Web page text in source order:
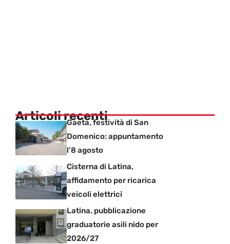
Articoli recentiGaeta, festività di San
Domenico: appuntamento
l’8 agosto
Cisterna di Latina,
affidamento per ricarica
veicoli elettrici
Latina, pubblicazione
graduatorie asili nido per
2026/27